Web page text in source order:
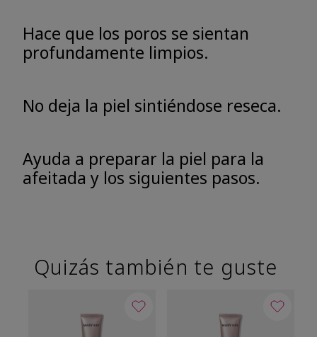
Hace que los poros se sientan
profundamente limpios.
No deja la piel sintiéndose reseca.
Ayuda a preparar la piel para la
afeitada y los siguientes pasos.
Quizás también te guste